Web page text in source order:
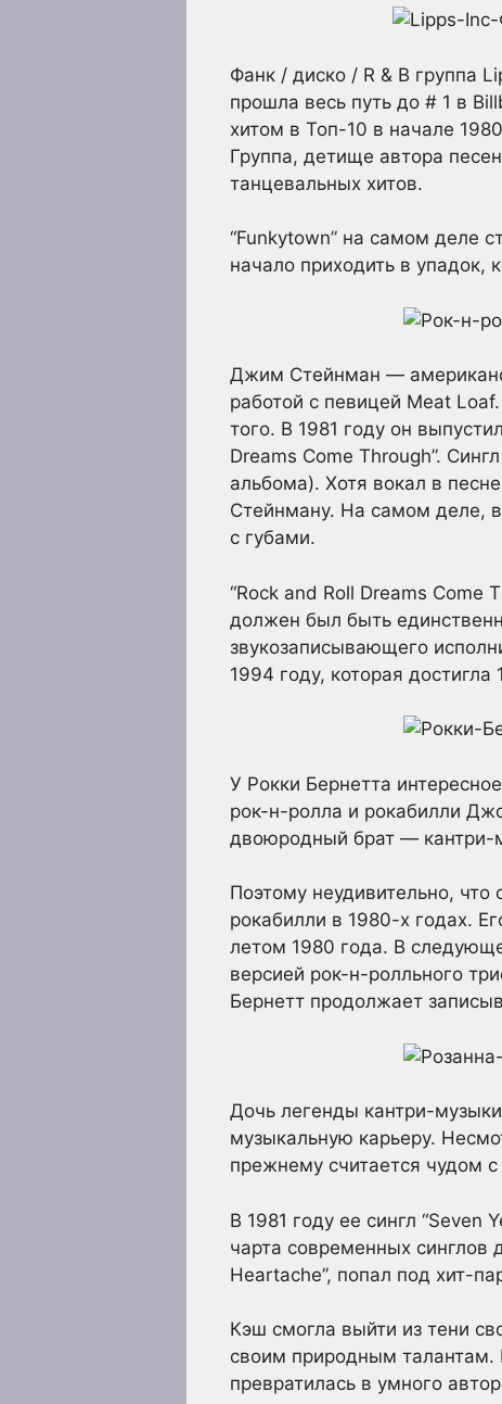
Фанк / диско / R & B группа
прошла весь путь до # 1 в
хитом в Топ-10 в начале
Группа, детище автора
танцевальных хитов.
“Funkytown” на самом деле
начало приходить в упадок,
Джим Стейнман —
работой с певицей Meat
того. В 1981 году он
Dreams Come Through”.
альбома). Хотя вокал в
Стейнману. На самом деле, в
с губами.
“Rock and Roll Dreams Come
должен был быть
звукозаписывающего
1994 году, которая
У Рокки Бернетта
рок-н-ролла и рокабилли
двоюродный брат — кантри-
Поэтому неудивительно,
рокабилли в 1980-х годах.
летом 1980 года. В
версией рок-н-ролльного
Бернетт продолжает
Дочь легенды кантри-
музыкальную карьеру.
прежнему считается чудом
В 1981 году ее сингл
чарта современных синглов
Heartache”, попал под хит-
Кэш смогла выйти из тени
своим природным талантам.
превратилась в умного